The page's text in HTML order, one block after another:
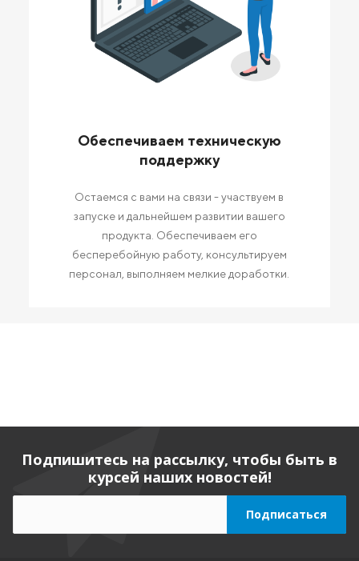
Обеспечиваем техническую
поддержку
Остаемся с вами на связи - участвуем в
запуске и дальнейшем развитии вашего
продукта. Обеспечиваем его
бесперебойную работу, консультируем
персонал, выполняем мелкие доработки.
Подпишитесь на рассылку, чтобы быть в
курсей наших новостей!